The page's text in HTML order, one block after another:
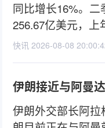
同比增长16%。
256.67亿美元，上
快讯 2026-08-08
伊朗接近与阿曼
伊朗外交部长阿